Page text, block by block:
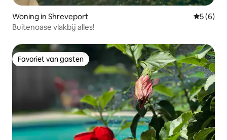
Woning in Shreveport
5 (6)
Buitenoase vlakbij alles!
Favoriet van gasten
Favoriet van gasten